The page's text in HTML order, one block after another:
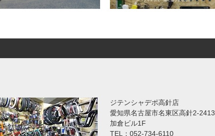
ジテンシャデポ高針店
愛知県名古屋市名東区高針2-2413
加倉ビル1F
TEL：052-734-6110